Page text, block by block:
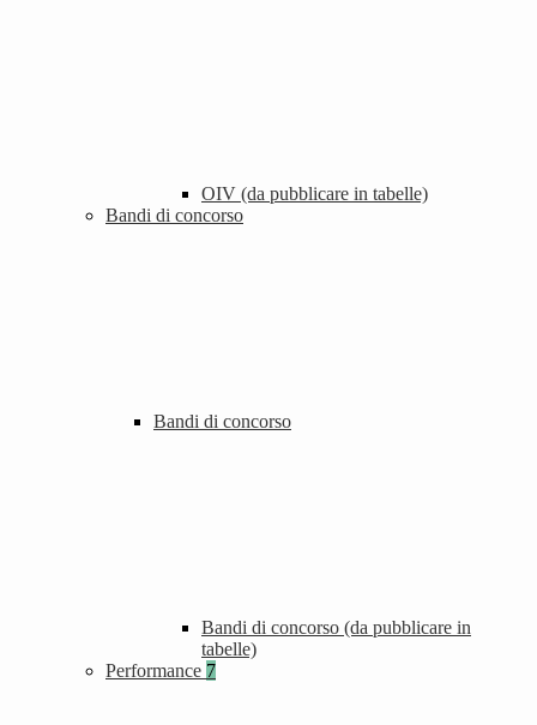
OIV (da pubblicare in tabelle)
Bandi di concorso
Bandi di concorso
Bandi di concorso (da pubblicare in
tabelle)
Performance 7